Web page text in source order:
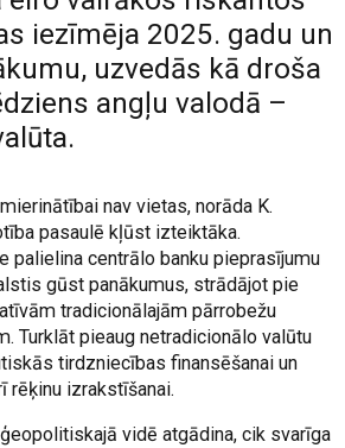
iezīmēja 2025. gadu un
uzvedās kā droša
angļu valodā –
nav vietas, norāda K.
pasaulē kļūst izteiktāka.
palielina centrālo banku pieprasījumu
gūst panākumus, strādājot pie
tradicionālajām pārrobežu
Turklāt pieaug netradicionālo valūtu
tirdzniecības finansēšanai un
rēķinu izrakstīšanai.
vidē atgādina, cik svarīga